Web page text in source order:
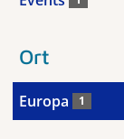
Ort
Europa 1